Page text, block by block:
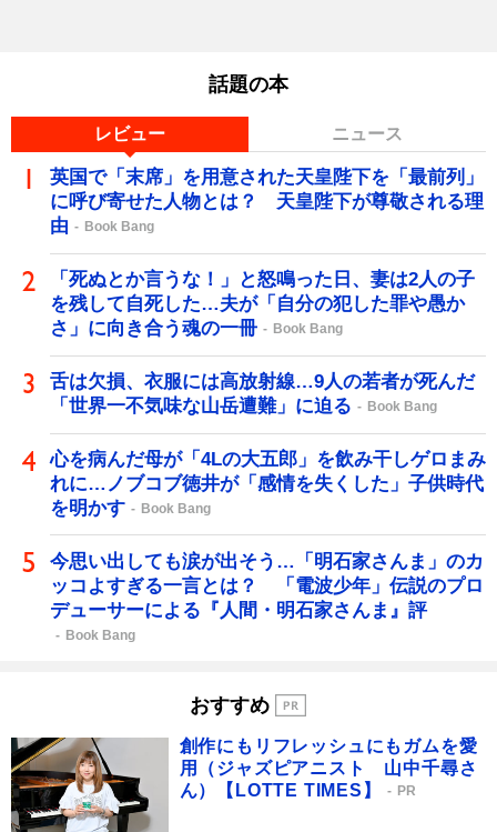
話題の本
レビュー ニュース
英国で「末席」を用意された天皇陛下を「最前列」
に呼び寄せた人物とは？ 天皇陛下が尊敬される理
由
Book Bang
「死ぬとか言うな！」と怒鳴った日、妻は2人の子
を残して自死した…夫が「自分の犯した罪や愚か
さ」に向き合う魂の一冊
Book Bang
舌は欠損、衣服には高放射線…9人の若者が死んだ
「世界一不気味な山岳遭難」に迫る
Book Bang
心を病んだ母が「4Lの大五郎」を飲み干しゲロまみ
れに…ノブコブ徳井が「感情を失くした」子供時代
を明かす
Book Bang
今思い出しても涙が出そう…「明石家さんま」のカ
ッコよすぎる一言とは？ 「電波少年」伝説のプロ
デューサーによる『人間・明石家さんま』評
Book Bang
おすすめ
創作にもリフレッシュにもガムを愛
用（ジャズピアニスト 山中千尋さ
ん）【LOTTE TIMES】
PR